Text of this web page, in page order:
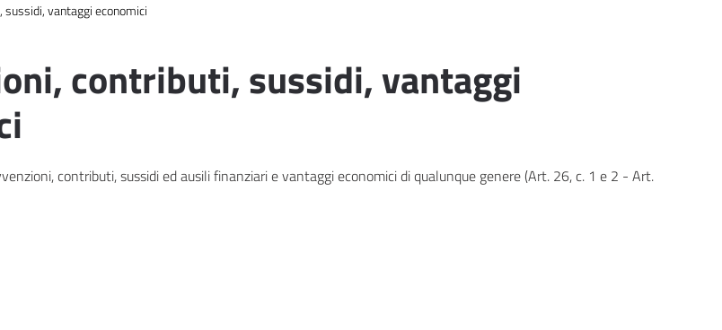
vantaggi economici
contributi, sussidi, vantaggi
contributi, sussidi ed ausili finanziari e vantaggi economici di qualunque genere (Art. 26, c. 1 e 2 - Art.